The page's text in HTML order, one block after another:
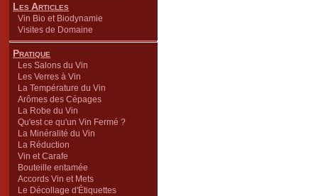
Les Articles
Vin Bio et Biodynamie
Visites de Domaine
Pratique
Les Salons du Vin
Les Verres à Vin
La Température du Vin
Arômes des Cépages
La Robe du Vin
Qu'est ce qu'un Vin Fermé ?
La Minéralité du Vin
La Réduction
Vin et Carafe
Bouteille entamée
Accords Vin et Mets
Le Décollage d'Étiquettes